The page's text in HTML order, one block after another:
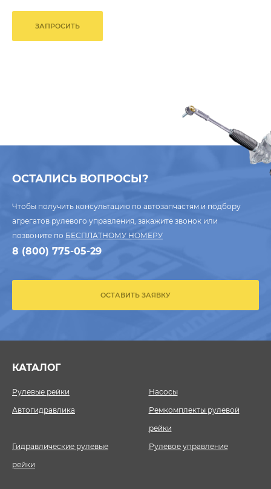
ЗАПРОСИТЬ
ОСТАЛИСЬ ВОПРОСЫ?
Чтобы получить консультацию по автозапчастям и подбору
агрегатов рулевого управления, закажите звонок или
позвоните по БЕСПЛАТНОМУ НОМЕРУ
8 (800) 775-05-29
ОСТАВИТЬ ЗАЯВКУ
КАТАЛОГ
Рулевые рейки
Насосы
Автогидравлика
Ремкомплекты рулевой
рейки
Гидравлические рулевые
рейки
Рулевое управление